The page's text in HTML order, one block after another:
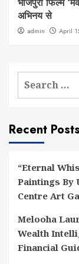
अभिनय से
admin April
Search
Recent Posts
“Eternal
Paintings By
Centre Art
Melooha
Wealth
Financial